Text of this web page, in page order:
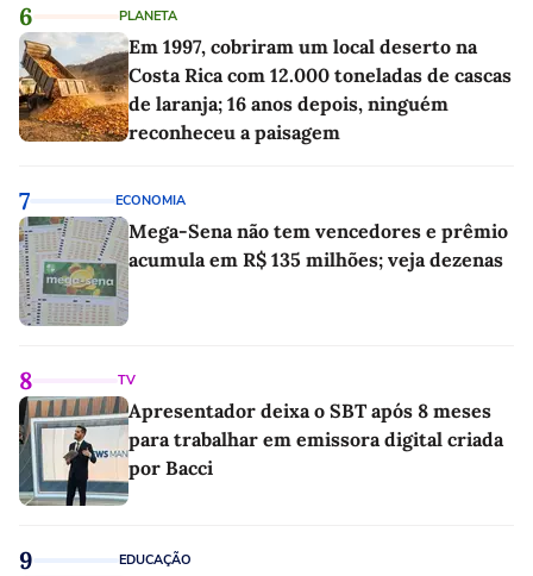
6 PLANETA
Em 1997, cobriram um local deserto na
Costa Rica com 12.000 toneladas de cascas
de laranja; 16 anos depois, ninguém
reconheceu a paisagem
7 ECONOMIA
Mega-Sena não tem vencedores e prêmio
acumula em R$ 135 milhões; veja dezenas
8 TV
Apresentador deixa o SBT após 8 meses
para trabalhar em emissora digital criada
por Bacci
9 EDUCAÇÃO